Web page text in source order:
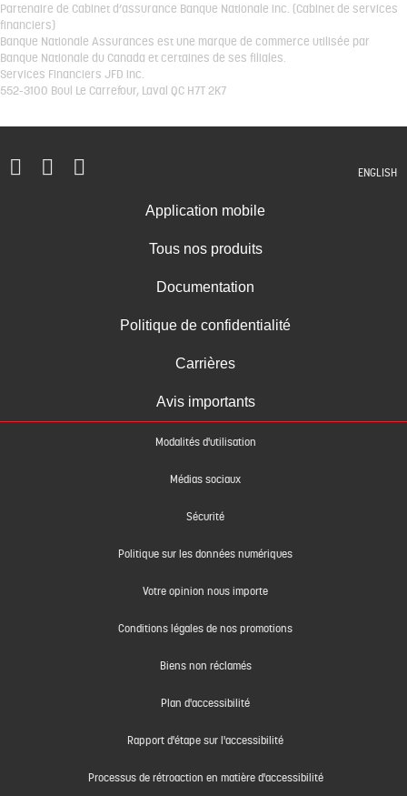
Partenaire de Cabinet d’assurance Banque Nationale inc. (Cabinet de services
financiers)
Banque Nationale Assurances est une marque de commerce utilisée par
Banque Nationale du Canada et certaines de ses filiales.
Services Financiers JFD inc.
552-3100 Boul Le Carrefour, Laval QC H7T 2K7
ENGLISH
Application mobile
Tous nos produits
Documentation
Politique de confidentialité
Carrières
Avis importants
Modalités d'utilisation
Médias sociaux
Sécurité
Politique sur les données numériques
Votre opinion nous importe
Conditions légales de nos promotions
Biens non réclamés
Plan d'accessibilité
Rapport d'étape sur l'accessibilité
Processus de rétroaction en matière d'accessibilité